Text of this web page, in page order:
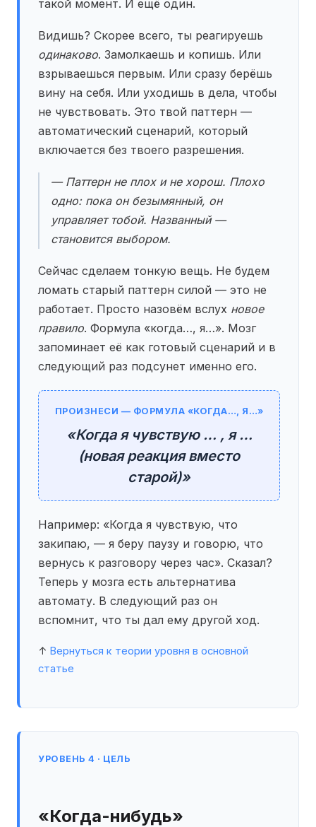
такой момент. И ещё один.
Видишь? Скорее всего, ты реагируешь
одинаково. Замолкаешь и копишь. Или
взрываешься первым. Или сразу берёшь
вину на себя. Или уходишь в дела, чтобы
не чувствовать. Это твой паттерн —
автоматический сценарий, который
включается без твоего разрешения.
— Паттерн не плох и не хорош. Плохо
одно: пока он безымянный, он
управляет тобой. Названный —
становится выбором.
Сейчас сделаем тонкую вещь. Не будем
ломать старый паттерн силой — это не
работает. Просто назовём вслух новое
правило. Формула «когда…, я…». Мозг
запоминает её как готовый сценарий и в
следующий раз подсунет именно его.
ПРОИЗНЕСИ — ФОРМУЛА «КОГДА…, Я…»
«Когда я чувствую … , я …
(новая реакция вместо
старой)»
Например: «Когда я чувствую, что
закипаю, — я беру паузу и говорю, что
вернусь к разговору через час». Сказал?
Теперь у мозга есть альтернатива
автомату. В следующий раз он
вспомнит, что ты дал ему другой ход.
↑ Вернуться к теории уровня в основной
статье
УРОВЕНЬ 4 · ЦЕЛЬ
«Когда-нибудь»